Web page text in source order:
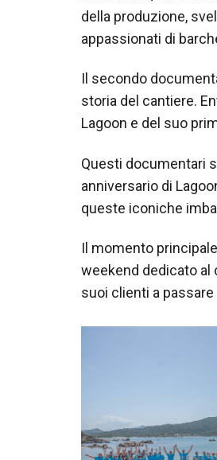
della produzione,
appassionati di
Il secondo
storia del cantiere.
Lagoon e del suo
Questi documentari
anniversario di
queste iconiche
Il momento
weekend dedicato al
suoi clienti a